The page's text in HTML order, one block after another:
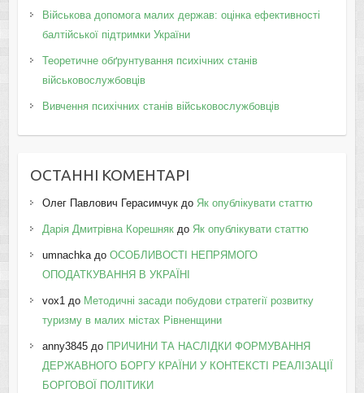
Військова допомога малих держав: оцінка ефективності
балтійської підтримки України
Теоретичне обґрунтування психічних станів
військовослужбовців
Вивчення психічних станів військовослужбовців
ОСТАННІ КОМЕНТАРІ
Олег Павлович Герасимчукдо Як опублікувати статтю
Дарія Дмитрівна Корешнякдо Як опублікувати статтю
umnachkaдо ОСОБЛИВОСТІ НЕПРЯМОГО
ОПОДАТКУВАННЯ В УКРАЇНІ
vox1до Методичні засади побудови стратегії розвитку
туризму в малих містах Рівненщини
anny3845до ПРИЧИНИ ТА НАСЛІДКИ ФОРМУВАННЯ
ДЕРЖАВНОГО БОРГУ КРАЇНИ У КОНТЕКСТІ РЕАЛІЗАЦІЇ
БОРГОВОЇ ПОЛІТИКИ